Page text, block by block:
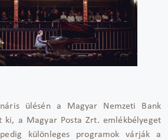
ülésén a Magyar Nemzeti Bank
ki, a Magyar Posta Zrt. emlékbélyeget
különleges programok várják a